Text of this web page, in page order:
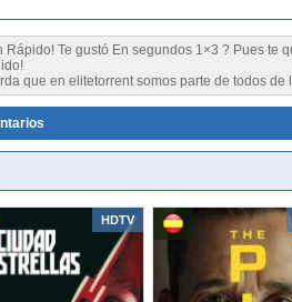
Rápido! Te gustó En segundos 1×3 ? Pues te
que en elitetorrent somos parte de todos
HDTV